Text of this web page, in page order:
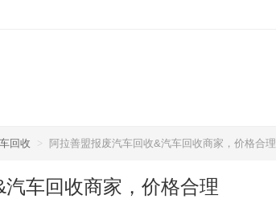
回收 > 阿拉善盟报废汽车回收&汽车回收商家，价格合理
车回收商家，价格合理